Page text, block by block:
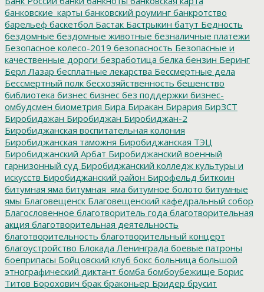
банковские_карты банковский роуминг банкротство
барельеф баскетбол Бастак Бастрыкин батут Бедность
бездомные бездомные животные безналичные платежи
Безопасное колесо-2019 безопасность Безопасные и
качественные дороги безработица белка бензин Беринг
Берл Лазар бесплатные лекарства Бессмертные дела
Бессмертный полк бесхозяйственность бешенство
библиотека бизнес бизнес без поддержки бизнес-
омбудсмен биометрия Бира Биракан Бирария БирЗСТ
Биробидажан Биробиджан Биробиджан-2
Биробиджанская воспитательная колония
Биробиджанская таможня Биробиджанская ТЭЦ
Биробиджанский Арбат Биробиджанский военный
гарнизонный суд Биробиджанский колледж культуры и
искусств Биробиджанский район Бирофельд биткоин
битумная яма битумная_яма битумное болото битумные
ямы Благовещенск Благовещенский кафедральный собор
Благословенное благотворитель года благотворительная
акция благотворительная деятельность
благотворительность благотворительный концерт
благоустройство Блокада Ленинграда боевые патроны
боеприпасы Бойцовский клуб бокс больница большой
этнографический диктант бомба бомбоубежище Борис
Титов Борохович брак браконьер Бридер брусит